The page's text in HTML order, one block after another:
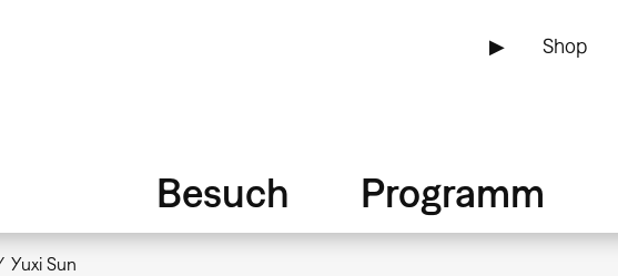
▶ Shop
Besuch Programm
Yuxi Sun